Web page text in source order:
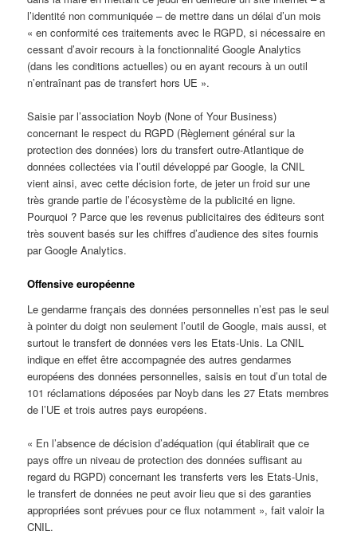
l’identité non communiquée – de mettre dans un délai d’un mois
« en conformité ces traitements avec le RGPD, si nécessaire en
cessant d’avoir recours à la fonctionnalité Google Analytics
(dans les conditions actuelles) ou en ayant recours à un outil
n’entraînant pas de transfert hors UE ».
Saisie par l’association Noyb (None of Your Business)
concernant le respect du RGPD (Règlement général sur la
protection des données) lors du transfert outre-Atlantique de
données collectées via l’outil développé par Google, la CNIL
vient ainsi, avec cette décision forte, de jeter un froid sur une
très grande partie de l’écosystème de la publicité en ligne.
Pourquoi ? Parce que les revenus publicitaires des éditeurs sont
très souvent basés sur les chiffres d’audience des sites fournis
par Google Analytics.
Offensive européenne
Le gendarme français des données personnelles n’est pas le seul
à pointer du doigt non seulement l’outil de Google, mais aussi, et
surtout le transfert de données vers les Etats-Unis. La CNIL
indique en effet être accompagnée des autres gendarmes
européens des données personnelles, saisis en tout d’un total de
101 réclamations déposées par Noyb dans les 27 Etats membres
de l’UE et trois autres pays européens.
« En l’absence de décision d’adéquation (qui établirait que ce
pays offre un niveau de protection des données suffisant au
regard du RGPD) concernant les transferts vers les Etats-Unis,
le transfert de données ne peut avoir lieu que si des garanties
appropriées sont prévues pour ce flux notamment », fait valoir la
CNIL.